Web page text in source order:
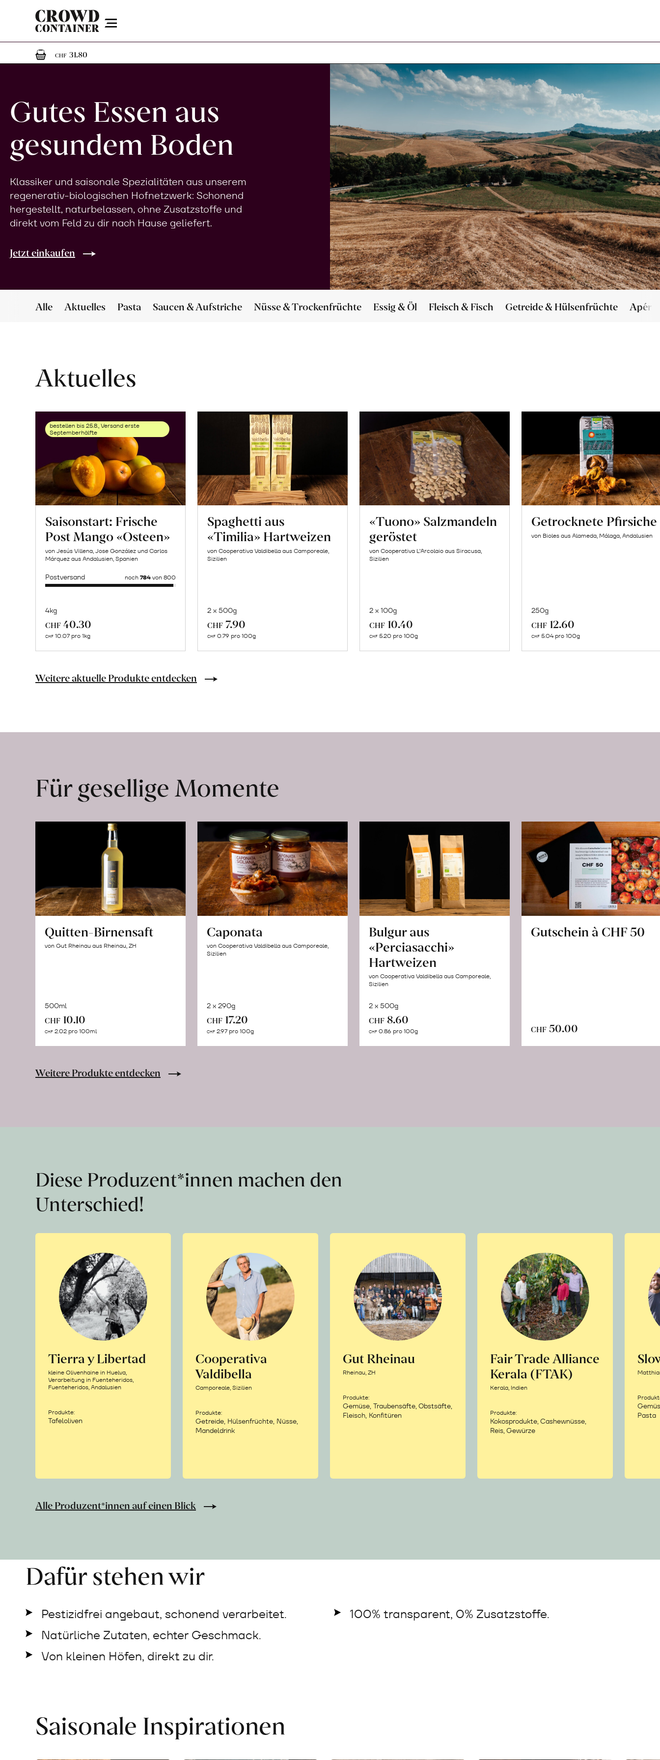
Menu
CHF 31.801 Artikel im Warenkorb
Gutes Essen aus
gesundem Boden
Klassiker und saisonale Spezialitäten aus unserem
regenerativ-biologischen Hofnetzwerk: Schonend
hergestellt, naturbelassen, ohne Zusatzstoffe und
direkt vom Feld zu dir nach Hause geliefert.
Jetzt einkaufen
Alle Aktuelles Pasta Saucen & Aufstriche Nüsse & Trockenfrüchte Essig & Öl Fleisch & Fisch Getreide & Hülsenfrüchte Apéro
Aktuelles
bestellen bis 25.8., Versand erste
Septemberhälfte
Saisonstart: Frische
Post Mango «Osteen»
von Jesús Villena, Jose González und Carlos
Márquez aus Andalusien, Spanien
Postversand noch 784von 800
4kg
CHF 40.30
CHF 10.07 pro 1kg
Naturbelassene
Lebensmittel
ab
Spaghetti aus
«Timilia» Hartweizen
von Cooperativa Valdibella aus Camporeale,
Sizilien
2 x 500g
CHF 7.90
CHF 0.79 pro 100g
«Tuono» Salzmandeln
geröstet
von Cooperativa L’Arcolaio aus Siracusa,
Sizilien
2 x 100g
CHF 10.40
CHF 5.20 pro 100g
Getrocknete Pfirsiche
von Bioles aus Alameda, Málaga, Andalusien
250g
CHF 12.60
CHF 5.04 pro 100g
Weitere aktuelle Produkte entdecken
Für gesellige Momente
Quitten-Birnensaft
von Gut Rheinau aus Rheinau, ZH
500ml
CHF 10.10
CHF 2.02 pro 100ml
Caponata
von Cooperativa Valdibella aus Camporeale,
Sizilien
2 x 290g
CHF 17.20
CHF 2.97 pro 100g
Bulgur aus
«Perciasacchi»
Hartweizen
von Cooperativa Valdibella aus Camporeale,
Sizilien
2 x 500g
CHF 8.60
CHF 0.86 pro 100g
Gutschein à CHF 50
CHF 50.00
Warenkorb
Weitere Produkte entdecken
Diese Produzent*innen machen den
Unterschied!
Tierra y Libertad
kleine Olivenhaine in Huelva,
Verarbeitung in Fuenteheridos,
Fuenteheridos, Andalusien
Produkte:
Tafeloliven
Cooperativa
Valdibella
Camporeale, Sizilien
Produkte:
Getreide, Hülsenfrüchte, Nüsse,
Mandeldrink
Gut Rheinau
Rheinau, ZH
Produkte:
Gemüse, Traubensäfte, Obstsäfte,
Fleisch, Konfitüren
Fair Trade Alliance
Kerala (FTAK)
Kerala, Indien
Produkte:
Kokosprodukte, Cashewnüsse,
Reis, Gewürze
Pasta
Alle Produzent*innen auf einen Blick
Dafür stehen wir
Pestizidfrei angebaut, schonend verarbeitet.
Natürliche Zutaten, echter Geschmack.
Von kleinen Höfen, direkt zu dir.
100% transparent, 0% Zusatzstoffe.
Saisonale Inspirationen